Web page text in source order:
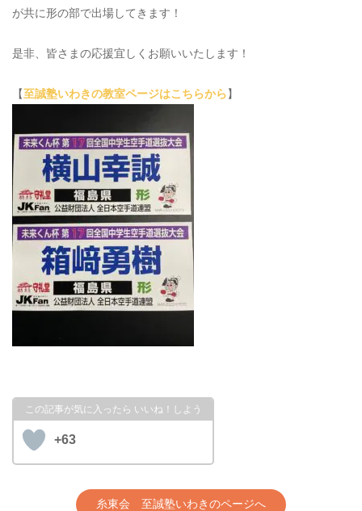
が共に形の部で出場してきます！
是非、皆さまの応援宜しくお願いいたします！
【至誠塾いわきの教室ページはこちらから】
+63
糸東会 至誠塾いわきのページへ